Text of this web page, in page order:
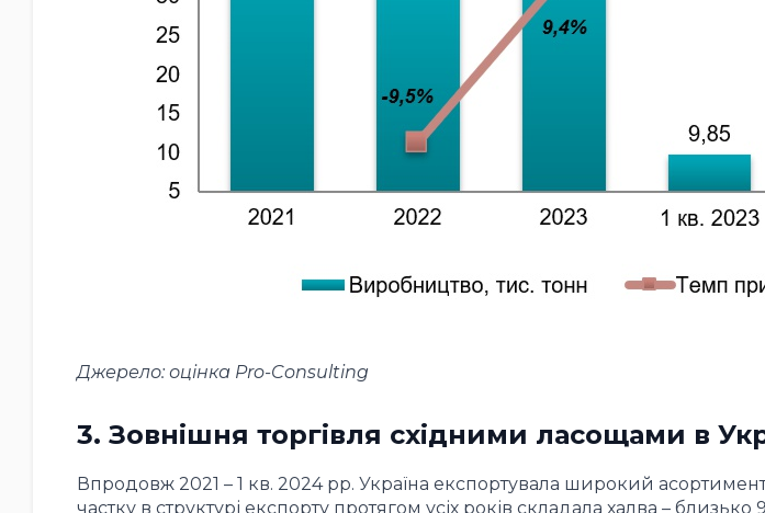
Джерело: оцінка Pro-Consulting
3. Зовнішня торгівля східними ласощами в
Впродовж 2021 – 1 кв. 2024 рр. Україна експортувала широкий
частку в структурі експорту протягом усіх років складала халва – близько